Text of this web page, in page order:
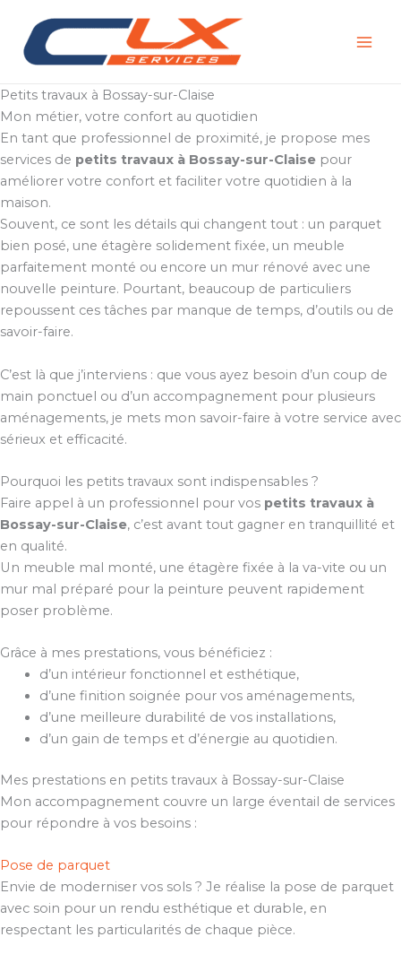
contenu
Petits travaux à Bossay-sur-Claise
Mon métier, votre confort au quotidien
En tant que professionnel de proximité, je propose mes
services de petits travaux à Bossay-sur-Claise pour
améliorer votre confort et faciliter votre quotidien à la
maison.
Souvent, ce sont les détails qui changent tout : un parquet
bien posé, une étagère solidement fixée, un meuble
parfaitement monté ou encore un mur rénové avec une
nouvelle peinture. Pourtant, beaucoup de particuliers
repoussent ces tâches par manque de temps, d’outils ou de
savoir-faire.
C’est là que j’interviens : que vous ayez besoin d’un coup de
main ponctuel ou d’un accompagnement pour plusieurs
aménagements, je mets mon savoir-faire à votre service avec
sérieux et efficacité.
Pourquoi les petits travaux sont indispensables ?
Faire appel à un professionnel pour vos petits travaux à
Bossay-sur-Claise, c’est avant tout gagner en tranquillité et
en qualité.
Un meuble mal monté, une étagère fixée à la va-vite ou un
mur mal préparé pour la peinture peuvent rapidement
poser problème.
Grâce à mes prestations, vous bénéficiez :
d’un intérieur fonctionnel et esthétique,
d’une finition soignée pour vos aménagements,
d’une meilleure durabilité de vos installations,
d’un gain de temps et d’énergie au quotidien.
Mes prestations en petits travaux à Bossay-sur-Claise
Mon accompagnement couvre un large éventail de services
pour répondre à vos besoins :
Pose de parquet
Envie de moderniser vos sols ? Je réalise la pose de parquet
avec soin pour un rendu esthétique et durable, en
respectant les particularités de chaque pièce.